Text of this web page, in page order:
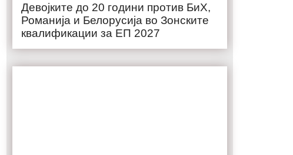
Девојките до 20 години против БиХ,
Романија и Белорусија во Зонските
квалификации за ЕП 2027